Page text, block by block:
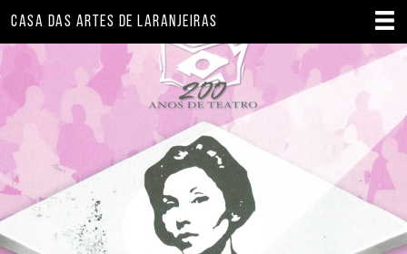
CASA DAS ARTES DE LARANJEIRAS